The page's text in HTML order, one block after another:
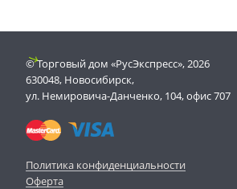
© Торговый дом «РусЭкспресс», 2026
630048, Новосибирск,
ул. Немировича-Данченко, 104, офис 707
Политика конфиденциальности
Оферта